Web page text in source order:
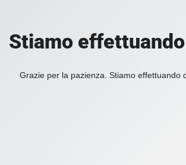
Stiamo
Grazie per la pazienza. Stiamo effettuando